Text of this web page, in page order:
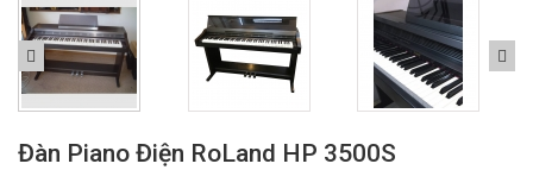
Đàn Piano Điện RoLand HP 3500S